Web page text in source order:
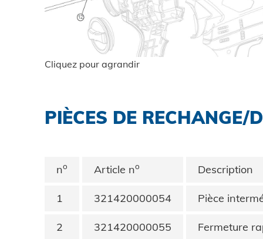
CARRIÈRE
Contact
Cliquez pour agrandir
PIÈCES DE RECHANGE/
no Article no Description
1 321420000054 Pièce
2 321420000055 Fermeture